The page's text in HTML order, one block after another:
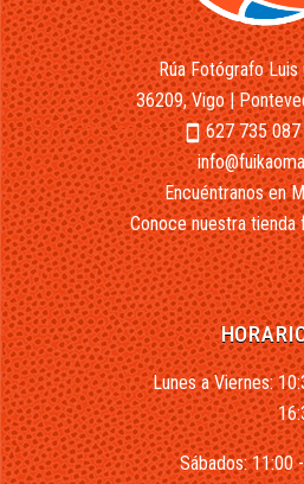
Rúa Fotógrafo Luis
36209, Vigo |
smartphone627 735 087
Encuéntranos en
Conoce nuestra tienda
Lunes a Viernes:
Sábados: 11:00